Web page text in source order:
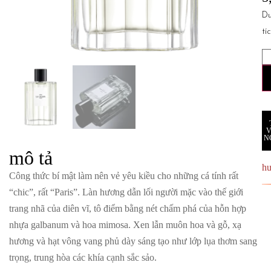
mô tả
Công thức bí mật làm nên vẻ yêu kiều cho những cá tính rất
“chic”, rất “Paris”. Làn hương dẫn lối người mặc vào thế giới
trang nhã của diên vĩ, tô điểm bằng nét chấm phá của hỗn hợp
nhựa galbanum và hoa mimosa. Xen lẫn muôn hoa và gỗ, xạ
hương và hạt vông vang phủ dày sáng tạo như lớp lụa thơm sang
trọng, trung hòa các khía cạnh sắc sảo.